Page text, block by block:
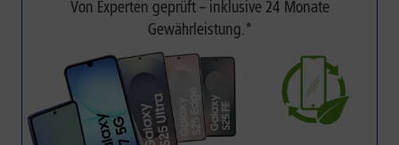
Von Experten geprüft – inklusive 24 Monate
Gewährleistung.*